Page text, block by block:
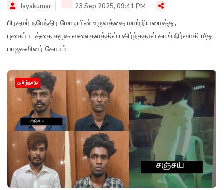
Jayakumar 23 Sep 2025, 09:41 PM
பிரதமர் நரேந்திர மோடியின் உருவத்தை மாற்றியமைத்து,
புகைப்படத்தை சமூக வலைதளத்தில் பகிர்ந்ததால் காங்.நிர்வாகி மீது
பாஜகவினர் கோபம்
தமிழ்நாடு